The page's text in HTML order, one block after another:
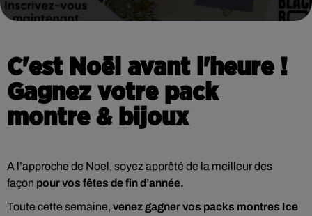
C'est Noël avant l'heure !
Gagnez votre pack
montre & bijoux
A l’approche de Noel, soyez apprêté de la meilleur des
façon pour vos fêtes de fin d’année.
Toute cette semaine, venez gagner vos packs montres Ice